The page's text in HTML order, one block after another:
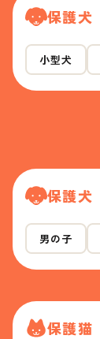
保護犬
小型犬
保護犬
男の子
保護猫